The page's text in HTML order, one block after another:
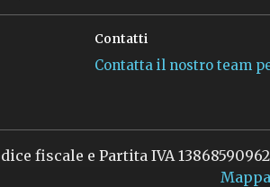
Contatti
Contatta il nostro team
fiscale e Partita IVA